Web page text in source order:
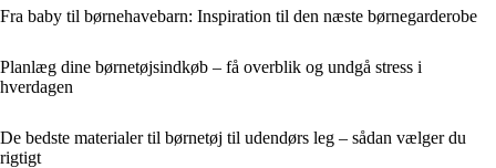
Fra baby til børnehavebarn: Inspiration til den næste børnegarderobe
Planlæg dine børnetøjsindkøb – få overblik og undgå stress i
hverdagen
De bedste materialer til børnetøj til udendørs leg – sådan vælger du
rigtigt